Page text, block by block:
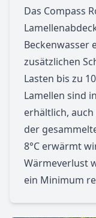
Das Compass
Beckenwasser
zusätzlichen
Lasten bis zu
Lamellen sind
erhältlich,
der
8°C erwärmt
Wärmeverlust
ein Minimum